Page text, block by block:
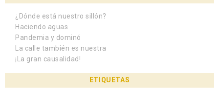
¿Dónde está nuestro sillón?
Haciendo aguas
Pandemia y dominó
La calle también es nuestra
¡La gran causalidad!
ETIQUETAS